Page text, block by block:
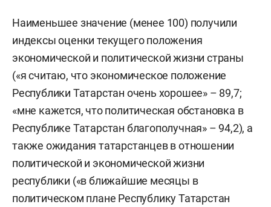
Наименьшее значение (менее 100) получили
индексы оценки текущего положения
экономической и политической жизни страны
(«я считаю, что экономическое положение
Республики Татарстан очень хорошее» – 89,7;
«мне кажется, что политическая обстановка в
Республике Татарстан благополучная» – 94,2), а
также ожидания татарстанцев в отношении
политической и экономической жизни
республики («в ближайшие месяцы в
политическом плане Республику Татарстан